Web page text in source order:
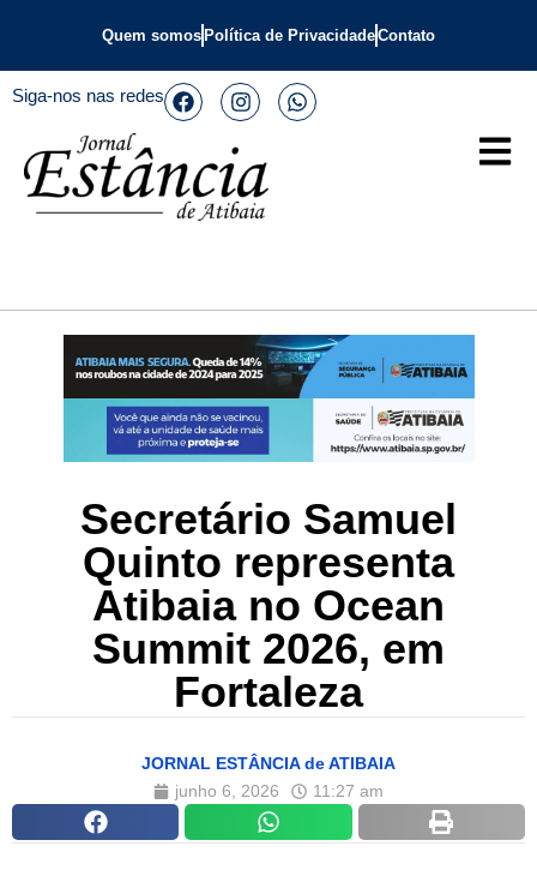
Quem somos Política de PrivacidadeContato
Siga-nos nas redes
Secretário Samuel
Quinto representa
Atibaia no Ocean
Summit 2026, em
Fortaleza
JORNAL ESTÂNCIA de ATIBAIA
junho 6, 2026
11:27 am